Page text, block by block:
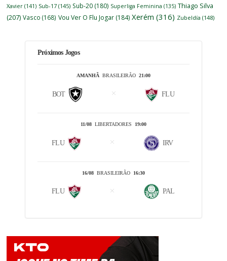
Xavier (141) Sub-17 (145) Sub-20 (180) Superliga Feminina (135) Thiago Silva
(207) Vasco (168) Vou Ver O Flu Jogar (184) Xerém (316) Zubeldía (148)
Próximos Jogos
AMANHÃBRASILEIRÃO 21:00
BOT FLU
11/08LIBERTADORES 19:00
FLU IRV
16/08BRASILEIRÃO 16:30
FLU PAL